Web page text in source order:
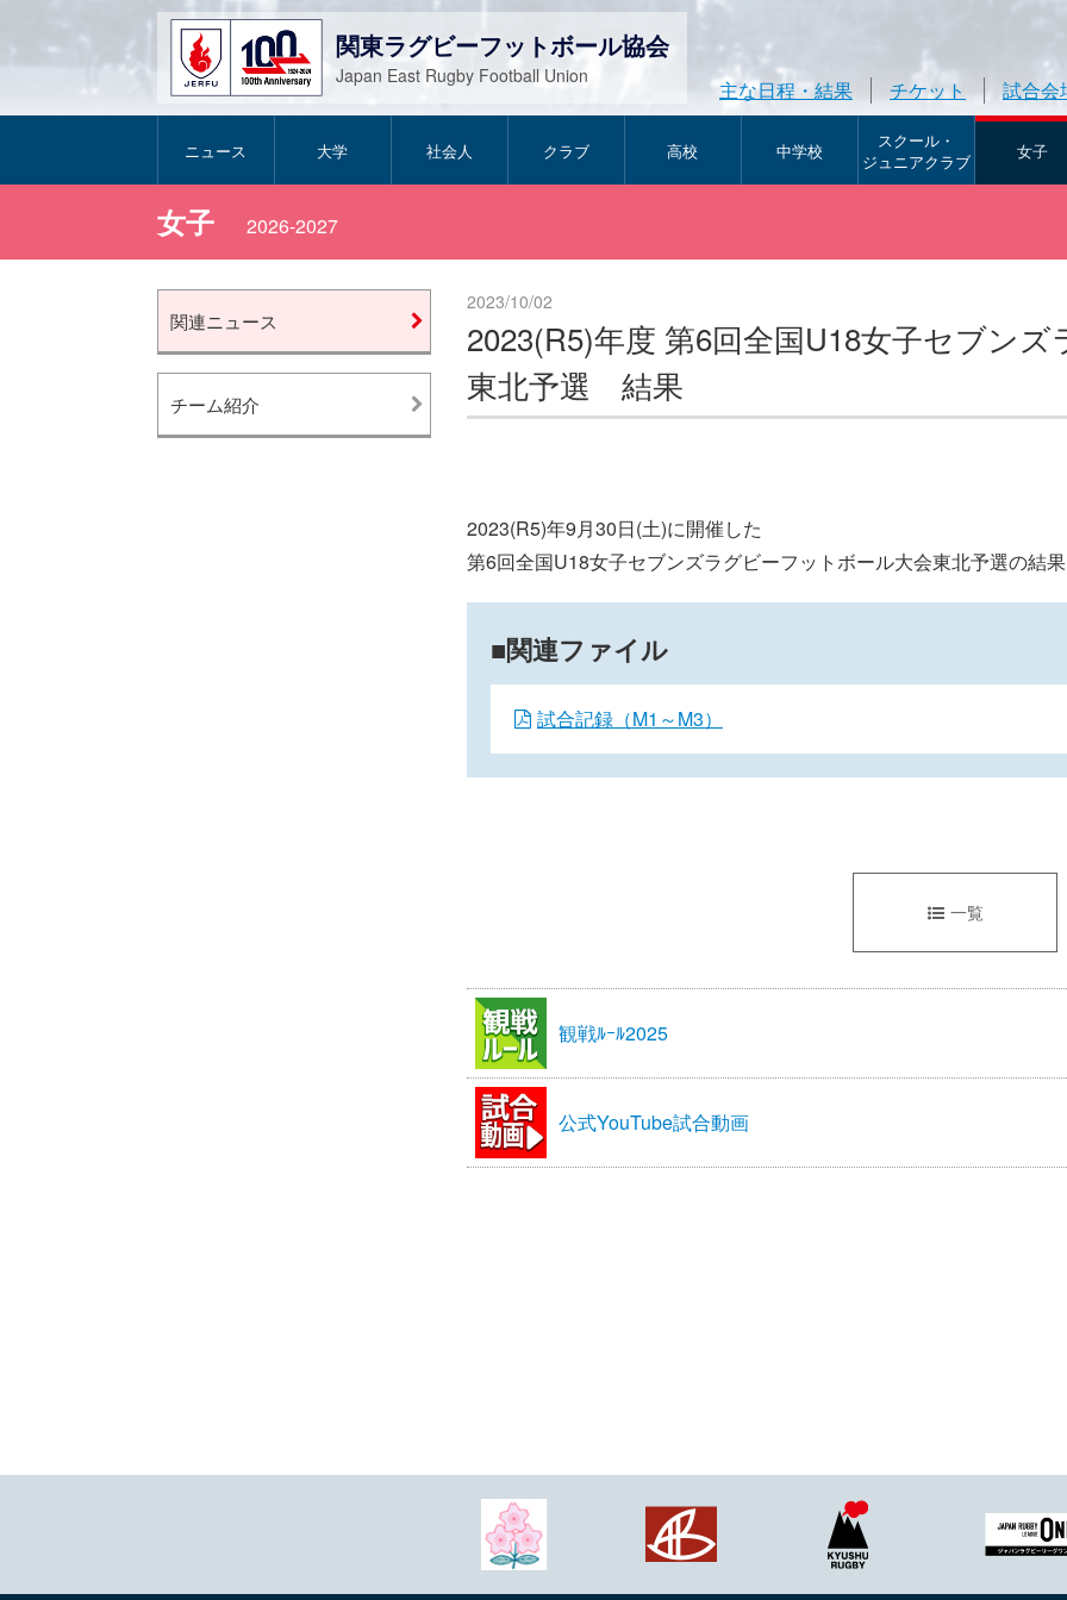
関東ラグビーフットボール協会
Japan East Rugby Football Union
主な日程・結果 チケット 試合会
ニュース 大学 社会人 クラブ 高校 中学校
スクール・
ジュニアクラブ
女子
女子 2026-2027
関連ニュース
チーム紹介
2023/10/02
2023(R5)年度 第6回全国U18女子セブン
東北予選 結果
2023(R5)年9月30日(土)に開催した
第6回全国U18女子セブンズラグビーフットボール大会東北予選の結果
関連ファイル
試合記録（M1～M3）
一覧
観戦ﾙｰﾙ2025
公式YouTube試合動画